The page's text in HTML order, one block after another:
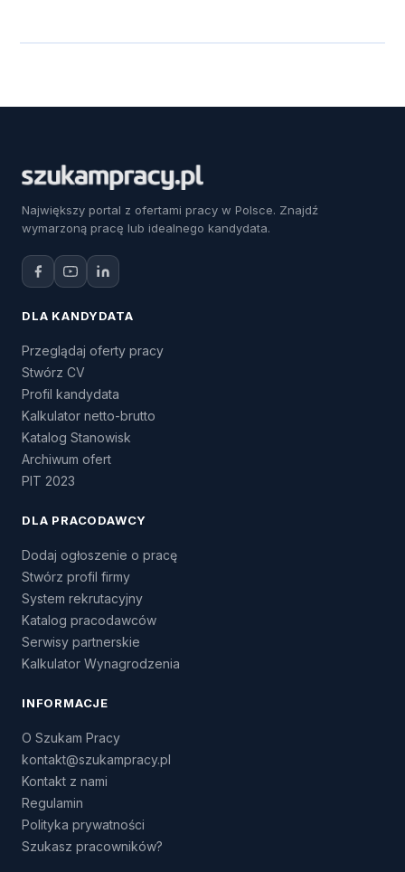
Największy portal z ofertami pracy w Polsce. Znajdź
wymarzoną pracę lub idealnego kandydata.
DLA KANDYDATA
Przeglądaj oferty pracy
Stwórz CV
Profil kandydata
Kalkulator netto-brutto
Katalog Stanowisk
Archiwum ofert
PIT 2023
DLA PRACODAWCY
Dodaj ogłoszenie o pracę
Stwórz profil firmy
System rekrutacyjny
Katalog pracodawców
Serwisy partnerskie
Kalkulator Wynagrodzenia
INFORMACJE
O Szukam Pracy
kontakt@szukampracy.pl
Kontakt z nami
Regulamin
Polityka prywatności
Szukasz pracowników?